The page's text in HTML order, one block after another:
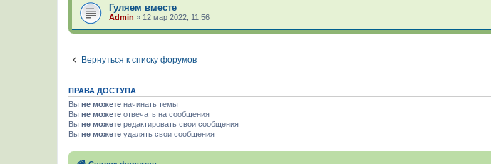
Гуляем вместе
Admin » 12 мар 2022, 11:56
Вернуться к списку форумов
ПРАВА ДОСТУПА
Вы не можете начинать темы
Вы не можете отвечать на сообщения
Вы не можете редактировать свои сообщения
Вы не можете удалять свои сообщения